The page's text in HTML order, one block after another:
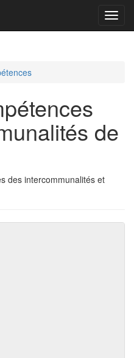
Menu
de
des intercommunalités et